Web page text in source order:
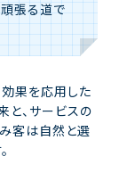
張る道で
効果を応用した
と、サービスの
客は自然と選